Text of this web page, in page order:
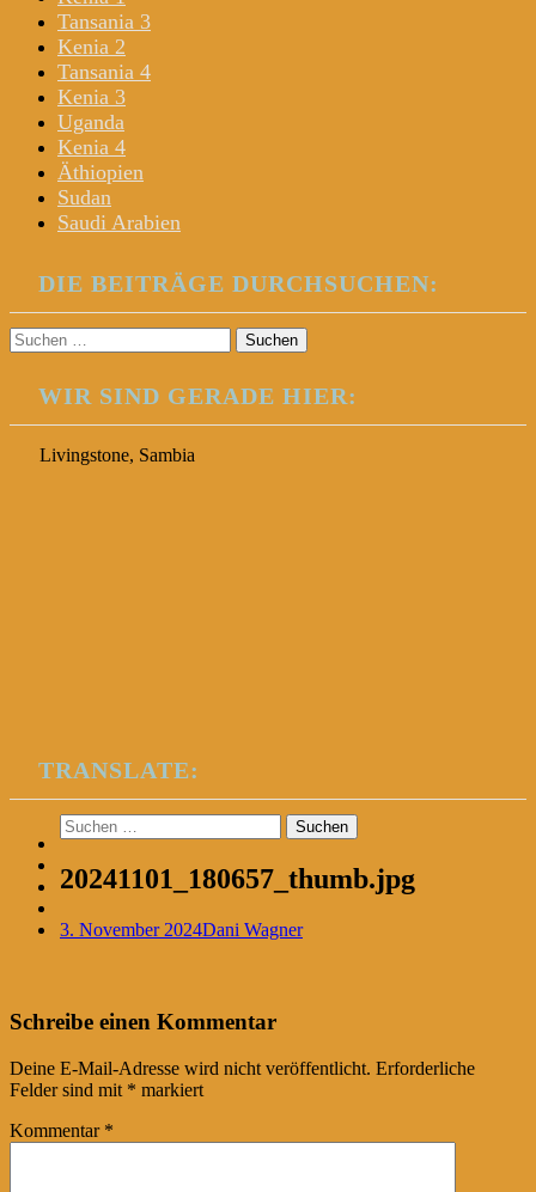
Tansania 3
Kenia 2
Tansania 4
Kenia 3
Uganda
Kenia 4
Äthiopien
Sudan
Saudi Arabien
DIE BEITRÄGE DURCHSUCHEN:
Suchen
nach:
WIR SIND GERADE HIER:
Livingstone, Sambia
TRANSLATE:
Suchen
nach:
20241101_180657_thumb.jpg
3. November 2024Dani Wagner
Post
navigation
←
Schreibe einen Kommentar
Deine E-Mail-Adresse wird nicht veröffentlicht. Erforderliche
Felder sind mit * markiert
Kommentar *